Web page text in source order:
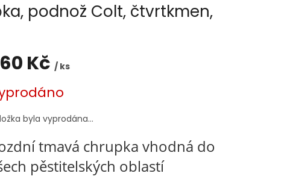
podnož Colt, čtvrtkmen,
Kč / ks
byla vyprodána…
tmavá chrupka vhodná do
pěstitelských oblastí